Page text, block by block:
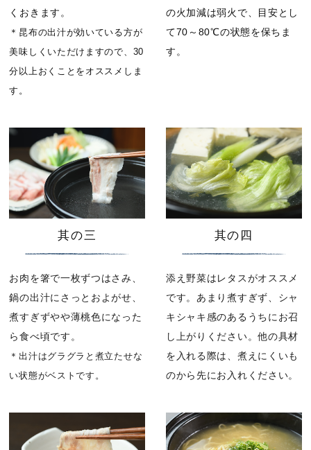
くおきます。
＊昆布の出汁が効いている方が
美味しくいただけますので、30
分以上おくことをオススメしま
す。
の火加減は弱火で、目安とし
て70～80℃の状態を保ちま
す。
其の三
お肉を箸で一枚ずつはさみ、
鍋の出汁にさっとおよがせ、
煮すぎずやや薄桃色になった
ら食べ頃です。
＊出汁はグラグラと煮立たせな
い状態がベストです。
其の四
添え野菜はレタスがオススメ
です。あまり煮すぎず、シャ
キシャキ感のあるうちにお召
し上がりください。他の具材
を入れる際は、煮えにくいも
のから先にお入れください。